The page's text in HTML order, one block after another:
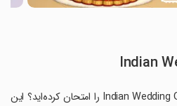
Indian
آیا تابه‌حال برنامه Indian Wedding Game Ritual1 را امتحان کرده‌اید؟ این